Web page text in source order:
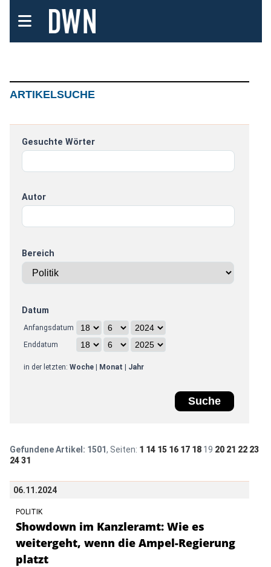
ARTIKELSUCHE
Gesuchte Wörter
Autor
Bereich
Datum
Anfangsdatum
Enddatum
in der letzten: Woche| Monat Jahr
Gefundene Artikel: 1501, Seiten: 1 14 15 16 17 18 19 20 21 22 23
24 31
06.11.2024
POLITIK
Showdown im Kanzleramt: Wie es
weitergeht, wenn die Ampel-Regierung
platzt